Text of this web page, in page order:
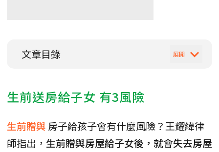
文章目錄
生前送房給子女 有3風險
生前贈與 房子給孩子會有什麼風險？王耀緯律
師指出， 生前贈與房屋給子女後，就會失去房屋